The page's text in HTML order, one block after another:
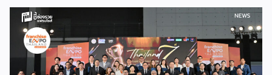
บริหารธุรกิจ การวางแผนการเงิน และการบริหารความเสี่ยง
เตรียมความพร้อมสำหรับการขยายตลาดสู่ต่างประเทศ โดยการ
จัดงานครั้งนี้คาดว่าจะสร้างมูลค่าทางเศรษฐกิจราว 220 ล้านบาท
แฟรนไชส์ไม่ใช่เพียงโมเดลธุรกิจ แต่คือ โอกาสในการต่อยอด
แบรนด์ไทยให้ก้าวสู่ตลาดใหม่ EXIM BANK จึงผนึกกำลัง